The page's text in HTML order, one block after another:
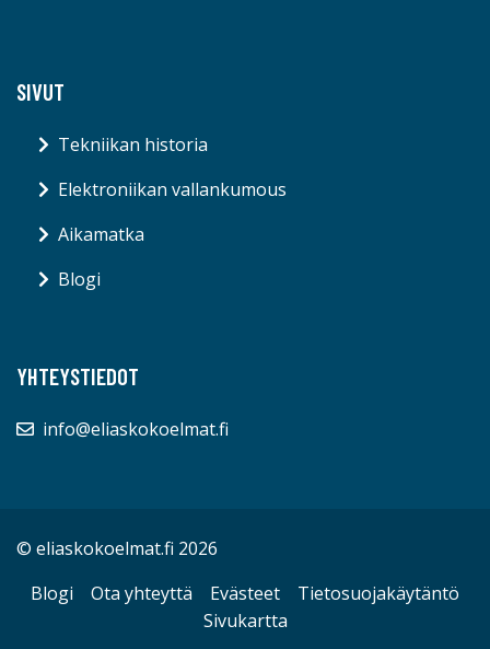
SIVUT
Tekniikan historia
Elektroniikan vallankumous
Aikamatka
Blogi
YHTEYSTIEDOT
info@eliaskokoelmat.fi
© eliaskokoelmat.fi 2026
Blogi
Ota yhteyttä Evästeet
Tietosuojakäytäntö
Sivukartta